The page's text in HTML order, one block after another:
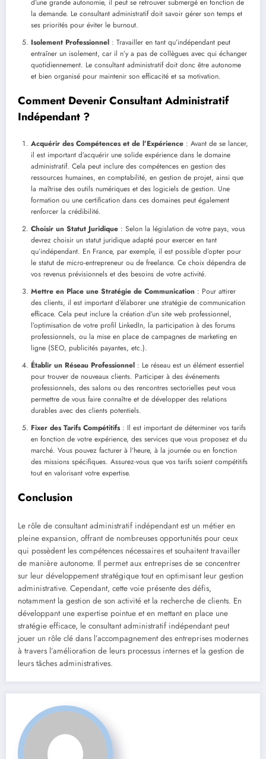
d’une grande autonomie, il peut se retrouver submergé en fonction de
la demande. Le consultant administratif doit savoir gérer son temps et
ses priorités pour éviter le burnout.
Isolement Professionnel : Travailler en tant qu’indépendant peut
entraîner un isolement, car il n’y a pas de collègues avec qui échanger
quotidiennement. Le consultant administratif doit donc être autonome
et bien organisé pour maintenir son efficacité et sa motivation.
Comment Devenir Consultant Administratif
Indépendant ?
Acquérir des Compétences et de l’Expérience : Avant de se lancer,
il est important d’acquérir une solide expérience dans le domaine
administratif. Cela peut inclure des compétences en gestion des
ressources humaines, en comptabilité, en gestion de projet, ainsi que
la maîtrise des outils numériques et des logiciels de gestion. Une
formation ou une certification dans ces domaines peut également
renforcer la crédibilité.
Choisir un Statut Juridique : Selon la législation de votre pays, vous
devrez choisir un statut juridique adapté pour exercer en tant
qu’indépendant. En France, par exemple, il est possible d’opter pour
le statut de micro-entrepreneur ou de freelance. Ce choix dépendra de
vos revenus prévisionnels et des besoins de votre activité.
Mettre en Place une Stratégie de Communication : Pour attirer
des clients, il est important d’élaborer une stratégie de communication
efficace. Cela peut inclure la création d’un site web professionnel,
l’optimisation de votre profil LinkedIn, la participation à des forums
professionnels, ou la mise en place de campagnes de marketing en
ligne (SEO, publicités payantes, etc.).
Établir un Réseau Professionnel : Le réseau est un élément essentiel
pour trouver de nouveaux clients. Participer à des événements
professionnels, des salons ou des rencontres sectorielles peut vous
permettre de vous faire connaître et de développer des relations
durables avec des clients potentiels.
Fixer des Tarifs Compétitifs: Il est important de déterminer vos tarifs
en fonction de votre expérience, des services que vous proposez et du
marché. Vous pouvez facturer à l’heure, à la journée ou en fonction
des missions spécifiques. Assurez-vous que vos tarifs soient compétitifs
tout en valorisant votre expertise.
Conclusion
Le rôle de consultant administratif indépendant est un métier en
pleine expansion, offrant de nombreuses opportunités pour ceux
qui possèdent les compétences nécessaires et souhaitent travailler
de manière autonome. Il permet aux entreprises de se concentrer
sur leur développement stratégique tout en optimisant leur gestion
administrative. Cependant, cette voie présente des défis,
notamment la gestion de son activité et la recherche de clients. En
développant une expertise pointue et en mettant en place une
stratégie efficace, le consultant administratif indépendant peut
jouer un rôle clé dans l’accompagnement des entreprises modernes
à travers l’amélioration de leurs processus internes et la gestion de
leurs tâches administratives.